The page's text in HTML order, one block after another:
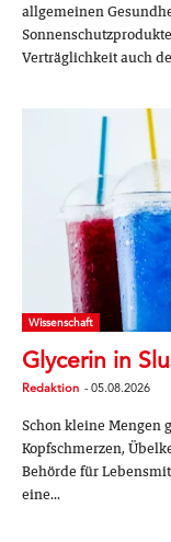
allgemeinen
Verträglichkeit auch
Wissenschaft
Glycerin in
Redaktion -05.08.2026
Schon kleine Mengen
Kopfschmerzen,
Behörde für
eine...